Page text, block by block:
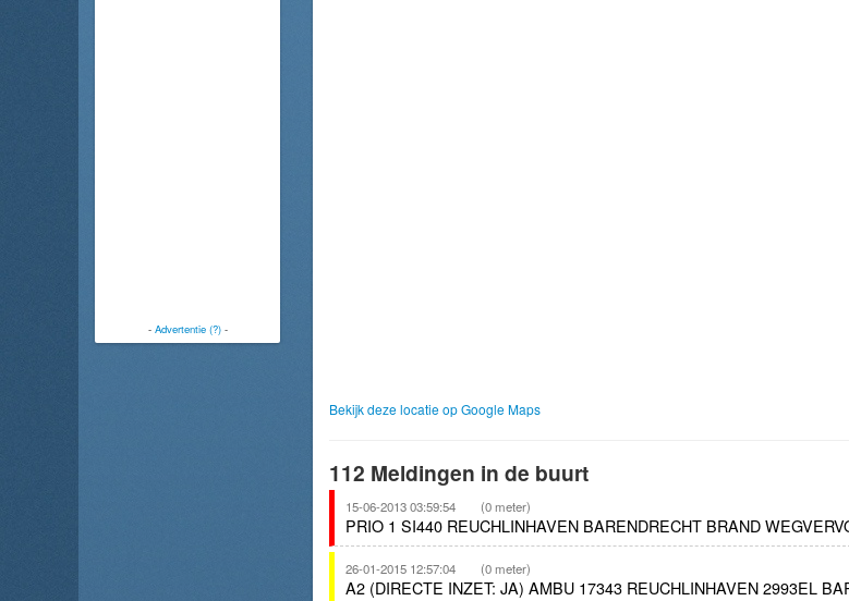
- Advertentie (?)-
Bekijk deze locatie op Google Maps
112 Meldingen in de buurt
15-06-2013 03:59:54 (0 meter)
PRIO 1 SI440 REUCHLINHAVEN BARENDRECHT BRAND
26-01-2015 12:57:04 (0 meter)
A2 (DIRECTE INZET: JA) AMBU 17343 REUCHLINHAVEN 2993EL